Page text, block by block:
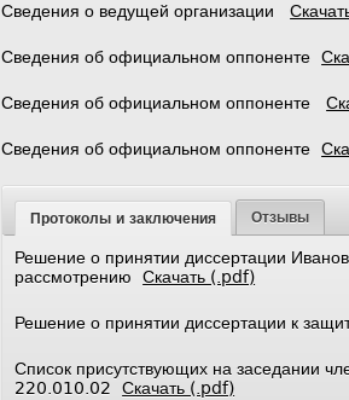
Сведения о ведущей организации
Сведения об официальном оппоненте
Сведения об официальном оппоненте
Сведения об официальном оппоненте
Протоколы и заключения Отзывы
Решение о принятии диссертации
рассмотрениюСкачать (.pdf)
Решение о принятии диссертации к
Список присутствующих на заседании
220.010.02Скачать (.pdf)